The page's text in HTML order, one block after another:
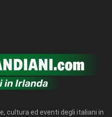
cultura ed eventi degli italiani in